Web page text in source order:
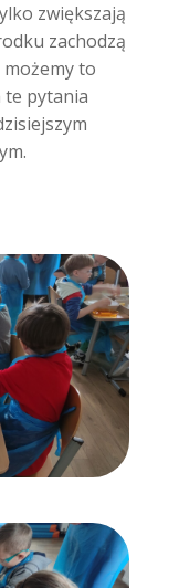
zwiększają
zachodzą
to
te pytania